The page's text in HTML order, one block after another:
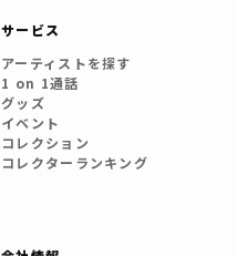
サービス
アーティストを探す
1 on 1通話
グッズ
イベント
コレクション
コレクターランキング